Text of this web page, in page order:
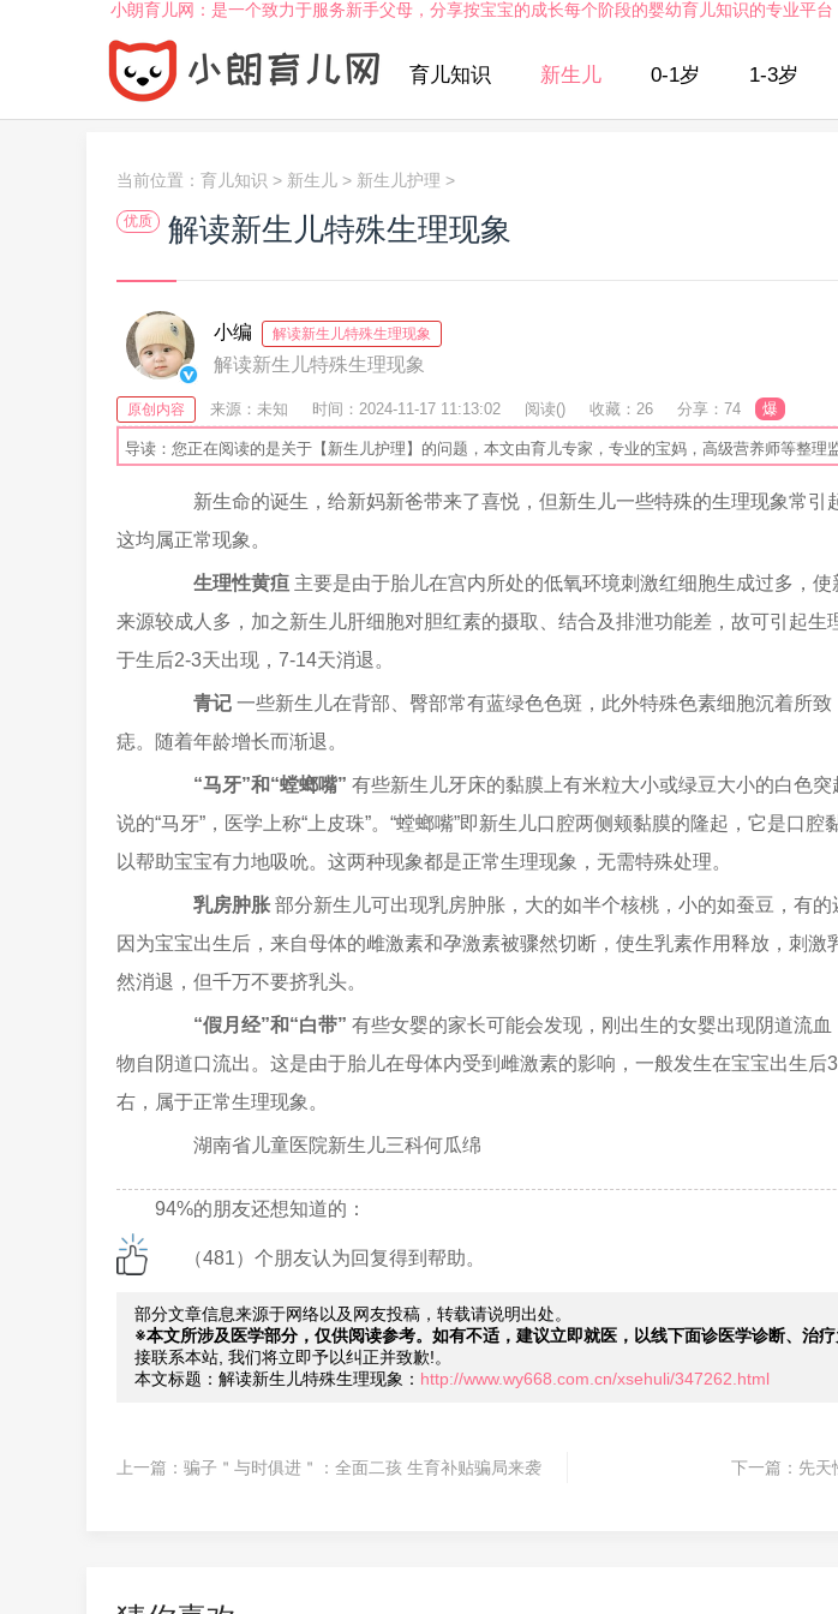
小朗育儿网：是一个致力于服务新手父母，分享按宝宝的成长每个阶段的婴幼育儿知识的专业平台
育儿知识 新生儿 0-1岁 1-3岁
当前位置： 育儿知识 > 新生儿 > 新生儿护理 >
优质 解读新生儿特殊生理现象
小编 解读新生儿特殊生理现象
解读新生儿特殊生理现象
原创内容 来源：未知 时间：2024-11-17 11:13:02 阅读() 收藏：26 分享：74 爆
导读：您正在阅读的是关于【新生儿护理】的问题，本文由育儿专家，专业的宝妈，高级营养师等整理
新生命的诞生，给新妈新爸带来了喜悦，但新生儿一些特殊的生理现象常引
这均属正常现象。
生理性黄疸 主要是由于胎儿在宫内所处的低氧环境刺激红细胞生成过多，
来源较成人多，加之新生儿肝细胞对胆红素的摄取、结合及排泄功能差，故可引起生
于生后2-3天出现，7-14天消退。
青记 一些新生儿在背部、臀部常有蓝绿色色斑，此外特殊色素细胞沉着所
痣。随着年龄增长而渐退。
“马牙”和“螳螂嘴” 有些新生儿牙床的黏膜上有米粒大小或绿豆大小的白色突
说的“马牙”，医学上称“上皮珠”。“螳螂嘴”即新生儿口腔两侧颊黏膜的隆起，它是口
以帮助宝宝有力地吸吮。这两种现象都是正常生理现象，无需特殊处理。
乳房肿胀 部分新生儿可出现乳房肿胀，大的如半个核桃，小的如蚕豆，有
因为宝宝出生后，来自母体的雌激素和孕激素被骤然切断，使生乳素作用释放，刺激
然消退，但千万不要挤乳头。
“假月经”和“白带” 有些女婴的家长可能会发现，刚出生的女婴出现阴道流
物自阴道口流出。这是由于胎儿在母体内受到雌激素的影响，一般发生在宝宝出生后
右，属于正常生理现象。
湖南省儿童医院新生儿三科何瓜绵
94%的朋友还想知道的：
（481）个朋友认为回复得到帮助。
部分文章信息来源于网络以及网友投稿，转载请说明出处。
※本文所涉及医学部分，仅供阅读参考。如有不适，建议立即就医，以线下面诊医学诊断、治疗
接联系本站, 我们将立即予以纠正并致歉!。
本文标题：解读新生儿特殊生理现象： http://www.wy668.com.cn/xsehuli/347262.html
上一篇： 骗子＂与时俱进＂：全面二孩 生育补贴骗局来袭 下一篇： 先天